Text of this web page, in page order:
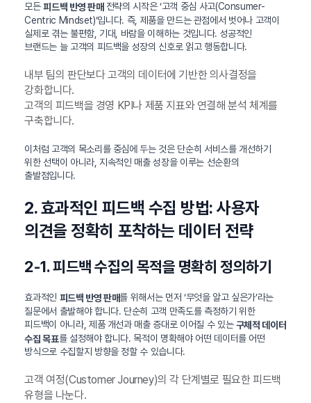
모든피드백 반영 판매전략의 시작은 ‘고객 중심 사고(Consumer-
Centric Mindset)’입니다. 즉, 제품을 만드는 관점에서 벗어나 고객이
실제로 겪는 불편함, 기대, 바람을 이해하는 것입니다. 성공적인
브랜드는 늘 고객의 피드백을 성장의 신호로 읽고 행동합니다.
내부 팀의 판단보다 고객의 데이터에 기반한 의사결정을
강화합니다.
고객의 피드백을 경영 KPI나 제품 지표와 연결해 분석 체계를
구축합니다.
이처럼 고객의 목소리를 중심에 두는 것은 단순히 서비스를 개선하기
위한 선택이 아니라, 지속적인 매출 성장을 이루는 선순환의
출발점입니다.
2. 효과적인 피드백 수집 방법: 사용자
의견을 정확히 포착하는 데이터 전략
2-1. 피드백 수집의 목적을 명확히 정의하기
효과적인 피드백 반영 판매를 위해서는 먼저 ‘무엇을 알고 싶은가’라는
질문에서 출발해야 합니다. 단순히 고객 만족도를 측정하기 위한
피드백이 아니라, 제품 개선과 매출 증대로 이어질 수 있는구체적 데이터
수집 목표를 설정해야 합니다. 목적이 명확해야 어떤 데이터를 어떤
방식으로 수집할지 방향을 정할 수 있습니다.
고객 여정(Customer Journey)의 각 단계별로 필요한 피드백
유형을 나눈다.